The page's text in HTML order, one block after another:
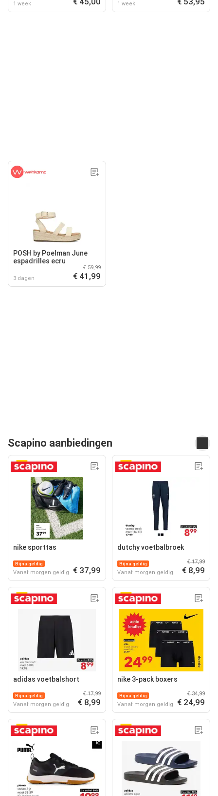
1 week 1 week
POSH by Poelman June
espadrilles ecru
3 dagen
€ 59,99
€ 41,99
Scapino aanbiedingen
nike sporttas
Bijna geldig
Vanaf morgen geldig € 37,99
dutchy voetbalbroek
Bijna geldig
Vanaf morgen geldig
€ 17,99
€ 8,99
adidas voetbalshort
Bijna geldig
Vanaf morgen geldig
€ 17,99
€ 8,99
nike 3-pack boxers
Bijna geldig
Vanaf morgen geldig
€ 34,99
€ 24,99